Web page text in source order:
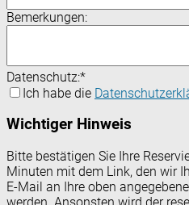
Bemerkungen:
Datenschutz:*
Ich habe die
Wichtiger Hinweis
Bitte bestätigen Sie Ihre
Minuten mit dem Link, den wir
E-Mail an Ihre oben